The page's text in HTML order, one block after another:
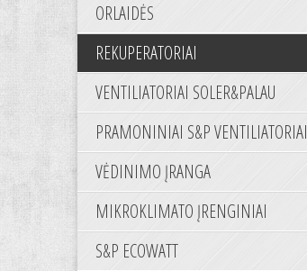
ORLAIDĖS
REKUPERATORIAI
VENTILIATORIAI SOLER&PALAU
PRAMONINIAI S&P VENTILIATORIAI
VĖDINIMO ĮRANGA
MIKROKLIMATO ĮRENGINIAI
S&P ECOWATT